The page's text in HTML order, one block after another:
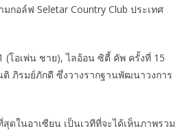
กอล์ฟ Seletar Country Club ประเทศ
โอเพ่น ชาย), ไลอ้อน ซิตี้ คัพ ครั้งที่ 15
ภิรมย์ภักดี ซึ่งวางรากฐานพัฒนาวงการ
ดในอาเซียน เป็นเวทีที่จะได้เห็นภาพรวม